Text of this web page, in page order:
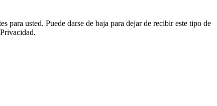
usted. Puede darse de baja para dejar de recibir este tipo de